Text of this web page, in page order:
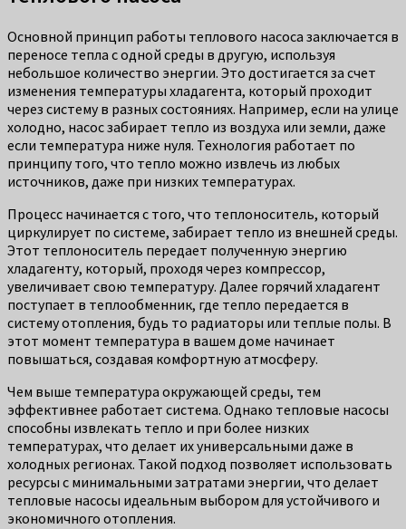
Основной принцип работы теплового насоса заключается в
переносе тепла с одной среды в другую, используя
небольшое количество энергии. Это достигается за счет
изменения температуры хладагента, который проходит
через систему в разных состояниях. Например, если на улице
холодно, насос забирает тепло из воздуха или земли, даже
если температура ниже нуля. Технология работает по
принципу того, что тепло можно извлечь из любых
источников, даже при низких температурах.
Процесс начинается с того, что теплоноситель, который
циркулирует по системе, забирает тепло из внешней среды.
Этот теплоноситель передает полученную энергию
хладагенту, который, проходя через компрессор,
увеличивает свою температуру. Далее горячий хладагент
поступает в теплообменник, где тепло передается в
систему отопления, будь то радиаторы или теплые полы. В
этот момент температура в вашем доме начинает
повышаться, создавая комфортную атмосферу.
Чем выше температура окружающей среды, тем
эффективнее работает система. Однако тепловые насосы
способны извлекать тепло и при более низких
температурах, что делает их универсальными даже в
холодных регионах. Такой подход позволяет использовать
ресурсы с минимальными затратами энергии, что делает
тепловые насосы идеальным выбором для устойчивого и
экономичного отопления.